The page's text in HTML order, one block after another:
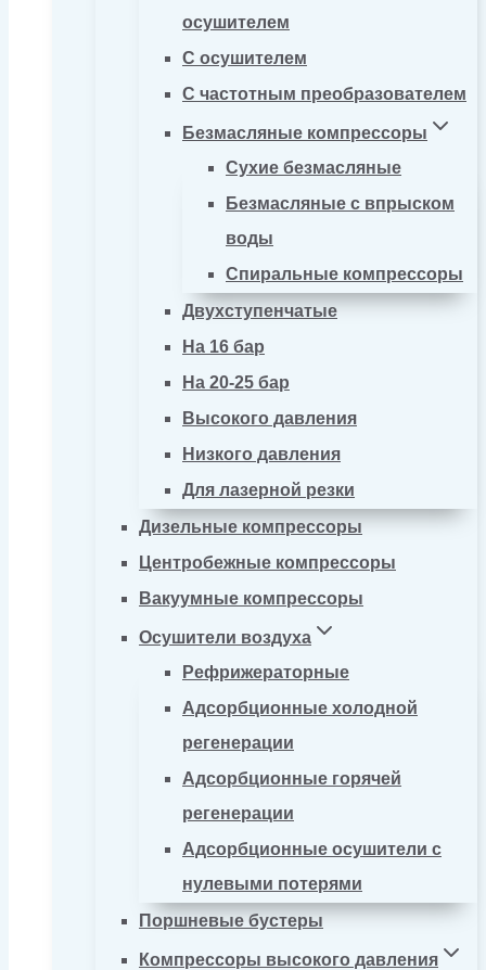
осушителем
С осушителем
С частотным преобразователем
Безмасляные компрессоры
Сухие безмасляные
Безмасляные с впрыском
воды
Спиральные компрессоры
Двухступенчатые
На 16 бар
На 20-25 бар
Высокого давления
Низкого давления
Для лазерной резки
Дизельные компрессоры
Центробежные компрессоры
Вакуумные компрессоры
Осушители воздуха
Рефрижераторные
Адсорбционные холодной
регенерации
Адсорбционные горячей
регенерации
Адсорбционные осушители с
нулевыми потерями
Поршневые бустеры
Компрессоры высокого давления